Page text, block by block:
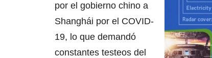
por el gobierno chino a
Shanghái por el COVID-
19, lo que demandó
constantes testeos del